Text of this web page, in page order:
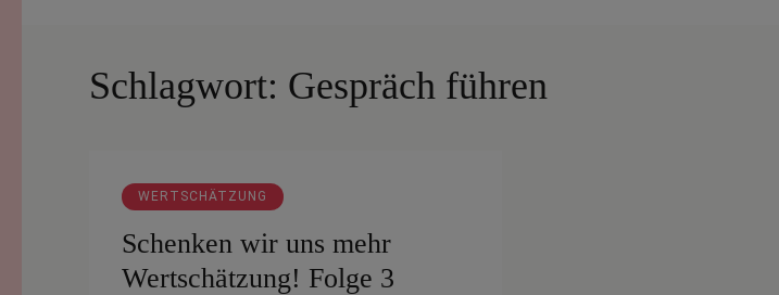
Schlagwort: Gespräch führen
WERTSCHÄTZUNG
Schenken wir uns mehr
Wertschätzung! Folge 3